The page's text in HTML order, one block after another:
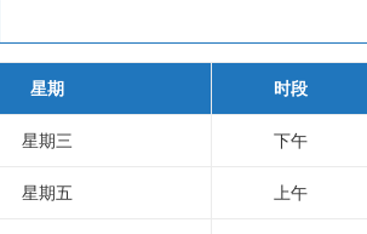
星期 时段
星期三 下午
星期五 上午